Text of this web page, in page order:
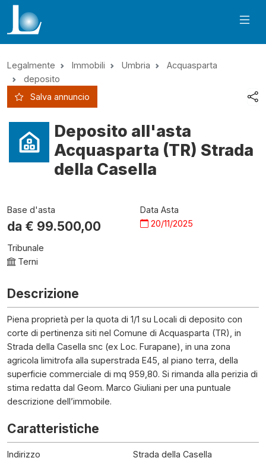
Legalmente Immobili Umbria
Acquasparta
deposito
Salva annuncio
Deposito all'asta
Acquasparta (TR) Strada
della Casella
Base d'asta
da € 99.500,00
Data Asta
20/11/2025
Tribunale
Terni
Descrizione
Piena proprietà per la quota di 1/1 su Locali di deposito con
corte di pertinenza siti nel Comune di Acquasparta (TR), in
Strada della Casella snc (ex Loc. Furapane), in una zona
agricola limitrofa alla superstrada E45, al piano terra, della
superficie commerciale di mq 959,80. Si rimanda alla perizia di
stima redatta dal Geom. Marco Giuliani per una puntuale
descrizione dell’immobile.
Caratteristiche
Indirizzo
Strada della Casella